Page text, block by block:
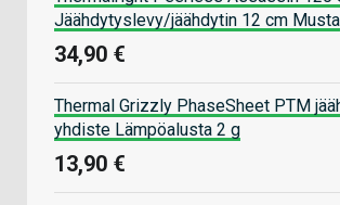
Jäähdytyslevy/jäähdytin 12 cm Musta
34,90 €
Thermal Grizzly PhaseSheet PTM
yhdiste Lämpöalusta 2 g
13,90 €